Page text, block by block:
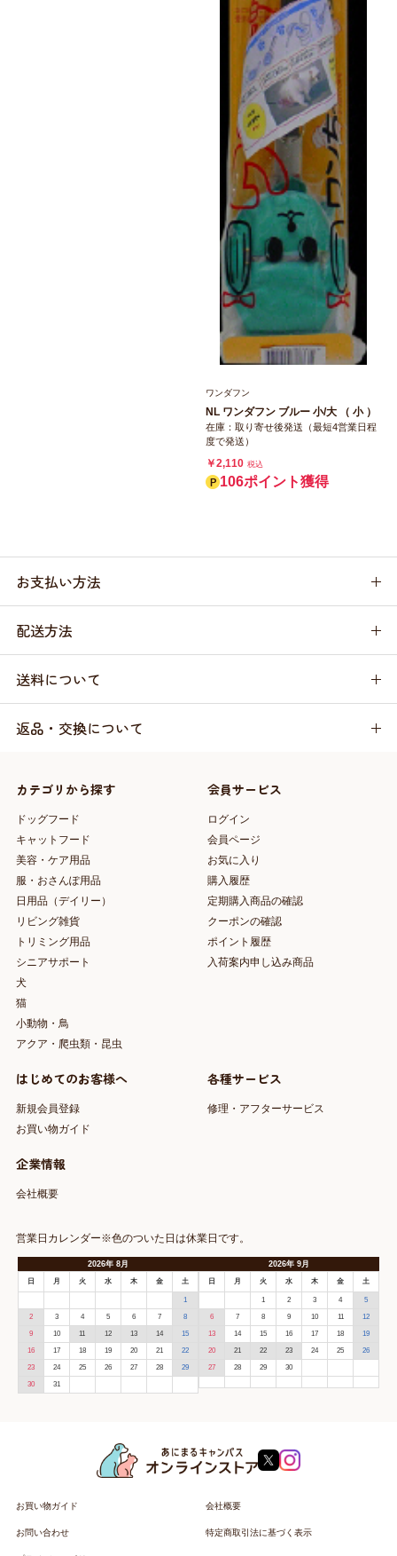
ワンダフン
NL ワンダフン ブルー 小/大 （ 小 ）
在庫：取り寄せ後発送（最短4営業日程
度で発送）
￥2,110 税込
106ポイント獲得
お支払い方法
配送方法
送料について
返品・交換について
カテゴリから探す
ドッグフード
キャットフード
美容・ケア用品
服・おさんぽ用品
日用品（デイリー）
リビング雑貨
トリミング用品
シニアサポート
犬
猫
小動物・鳥
アクア・爬虫類・昆虫
会員サービス
ログイン
会員ページ
お気に入り
購入履歴
定期購入商品の確認
クーポンの確認
ポイント履歴
入荷案内申し込み商品
はじめてのお客様へ
新規会員登録
お買い物ガイド
各種サービス
修理・アフターサービス
企業情報
会社概要
営業日カレンダー※色のついた日は休業日です。
2026年 8月
日 月 火 水 木 金 土
1
2 3 4 5 6 7 8
9 10 11 12 13 14 15
16 17 18 19 20 21 22
23 24 25 26 27 28 29
30 31
2026年9月
日 月 火 水 木 金 土
1 2 3 4 5
6 7 8 9 10 11 12
13 14 15 16 17 18 19
20 21 22 23 24 25 26
27 28 29 30
お買い物ガイド 会社概要
お問い合わせ 特定商取引法に基づく表示